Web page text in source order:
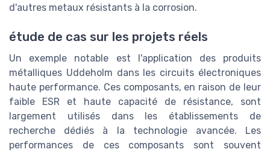
d'autres metaux résistants à la corrosion.
étude de cas sur les projets réels
Un exemple notable est l'application des produits
métalliques Uddeholm dans les circuits électroniques
haute performance. Ces composants, en raison de leur
faible ESR et haute capacité de résistance, sont
largement utilisés dans les établissements de
recherche dédiés à la technologie avancée. Les
performances de ces composants sont souvent